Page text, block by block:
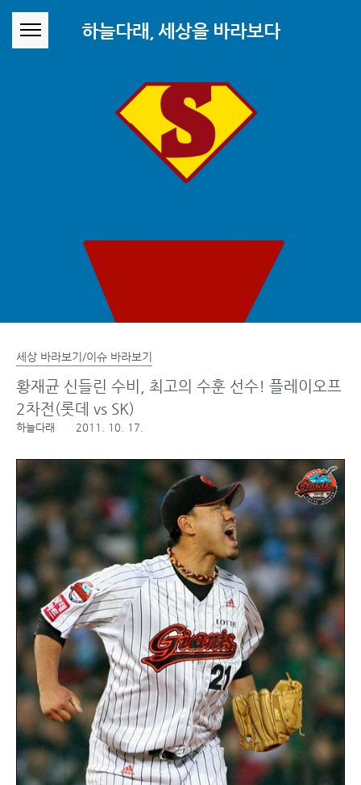
하늘다래, 세상을 바라보다
세상 바라보기/이슈 바라보기
황재균 신들린 수비, 최고의 수훈 선수! 플레이오프
2차전(롯데 vs SK)
하늘다래 2011. 10. 17.